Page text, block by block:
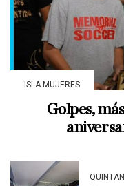
ISLA MUJERES
Golpes,